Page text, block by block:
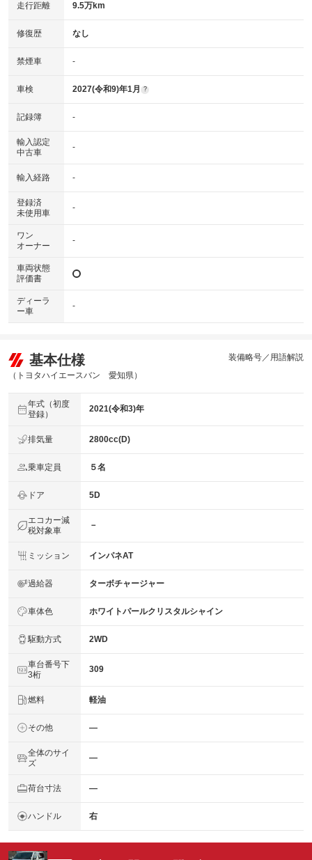
走行距離 9.5万km
修復歴 なし
禁煙車 -
車検 2027(令和9)年1月 ?
記録簿 -
輸入認定
中古車
-
輸入経路 -
登録済
未使用車
-
ワン
オーナー
-
車両状態
評価書
ディーラ
ー車
-
基本仕様
（トヨタハイエースバン 愛知県）
装備略号／用語解説
年式（初度
登録）
2021(令和3)年
排気量 2800cc(D)
乗車定員 ５名
ドア 5D
エコカー減
税対象車
－
ミッション インパネAT
過給器 ターボチャージャー
車体色 ホワイトパールクリスタルシャイン
駆動方式 2WD
車台番号下
3桁
309
燃料 軽油
その他 ―
全体のサイ
ズ
―
荷台寸法 ―
ハンドル 右